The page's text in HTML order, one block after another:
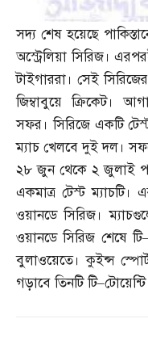
সদ্য শেষ হয়েছে
অস্ট্রেলিয়া সিরিজ।
টাইগাররা। সেই
জিম্বাবুয়ে ক্রিকেট।
সফর। সিরিজে একটি
ম্যাচ খেলবে দুই দল।
২৮ জুন থেকে ২ জুলাই
একমাত্র টেস্ট
ওয়ানডে সিরিজ।
ওয়ানডে সিরিজ শেষে টি
বুলাওয়েতে। কুইন্স
গড়াবে তিনটি টি–